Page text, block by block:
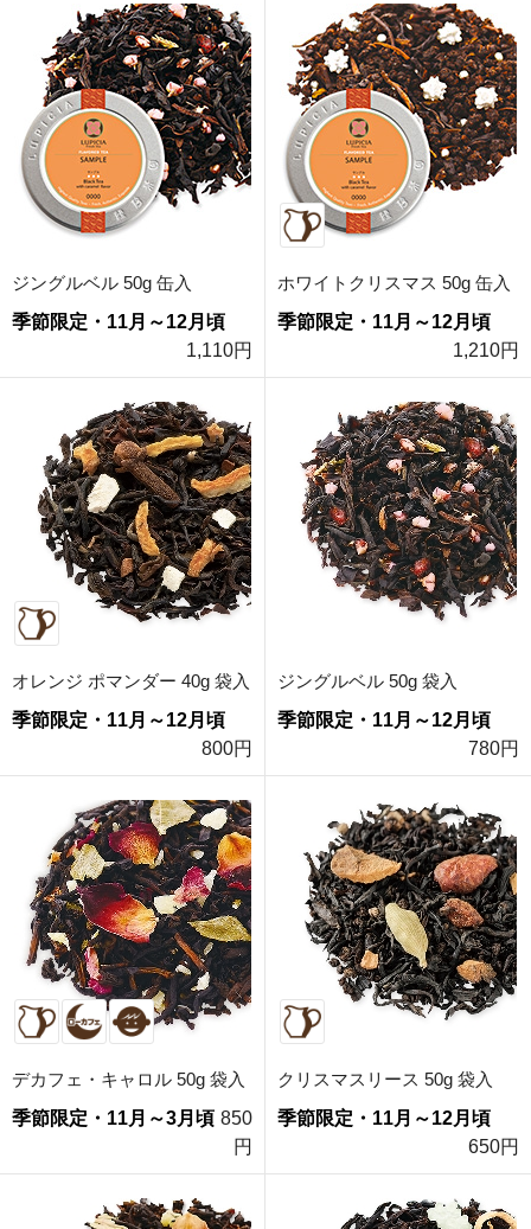
ジングルベル 50g 缶入
季節限定・11月～12月頃
1,110円
ホワイトクリスマス 50g 缶入
季節限定・11月～12月頃
1,210円
オレンジ ポマンダー 40g 袋入
季節限定・11月～12月頃
800円
ジングルベル 50g 袋入
季節限定・11月～12月頃
780円
デカフェ・キャロル 50g 袋入
季節限定・11月～3月頃 850
円
クリスマスリース 50g 袋入
季節限定・11月～12月頃
650円